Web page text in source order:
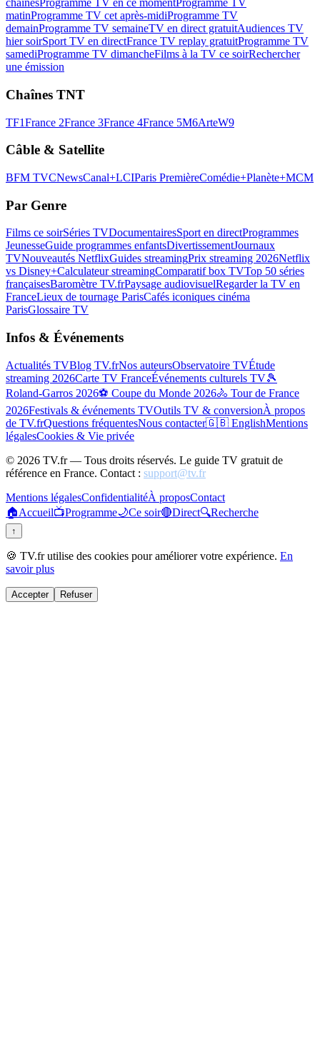
chaînesProgramme TV en ce momentProgramme TV
matinProgramme TV cet après-midiProgramme TV
demainProgramme TV semaineTV en direct gratuitAudiences TV
hier soirSport TV en directFrance TV replay gratuitProgramme TV
samediProgramme TV dimancheFilms à la TV ce soirRechercher
une émission
Chaînes TNT
TF1France 2France 3France 4France 5M6ArteW9
Câble & Satellite
BFM TVCNewsCanal+LCIParis PremièreComédie+Planète+MCM
Par Genre
Films ce soirSéries TVDocumentairesSport en directProgrammes
JeunesseGuide programmes enfantsDivertissementJournaux
TVNouveautés NetflixGuides streamingPrix streaming 2026Netflix
vs Disney+Calculateur streamingComparatif box TVTop 50 séries
françaisesBaromètre TV.frPaysage audiovisuelRegarder la TV en
FranceLieux de tournage ParisCafés iconiques cinéma
ParisGlossaire TV
Infos & Événements
Actualités TVBlog TV.frNos auteursObservatoire TVÉtude
streaming 2026Carte TV FranceÉvénements culturels TV🎾
Roland-Garros 2026⚽ Coupe du Monde 2026🚴 Tour de France
2026Festivals & événements TVOutils TV & conversionÀ propos
de TV.frQuestions fréquentesNous contacter🇬🇧 EnglishMentions
légalesCookies & Vie privée
© 2026 TV.fr — Tous droits réservés. Le guide TV gratuit de
référence en France. Contact : support@tv.fr
Mentions légalesConfidentialitéÀ proposContact
🏠Accueil📺Programme🌙Ce soir🔴Direct🔍Recherche
↑
🍪 TV.fr utilise des cookies pour améliorer votre expérience. En
savoir plus
Accepter Refuser